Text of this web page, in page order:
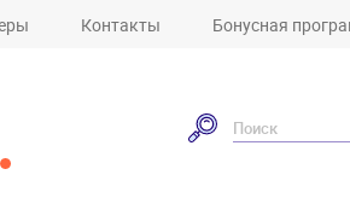
Контакты Бонусная